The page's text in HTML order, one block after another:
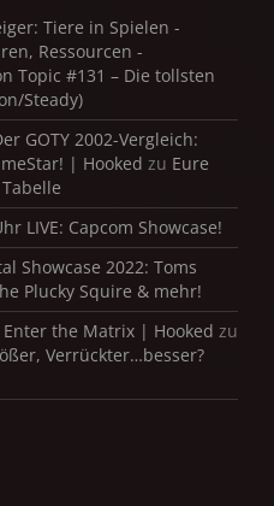
Tiere in Spielen -
Ressourcen -
Topic #131 – Die tollsten
Steady)
GOTY 2002-Vergleich:
| Hooked zu Eure
LIVE: Capcom Showcase!
Showcase 2022: Toms
Plucky Squire & mehr!
the Matrix | Hooked zu
Verrückter…besser?